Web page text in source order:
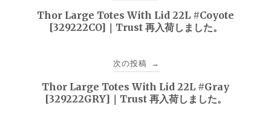
Thor Large Totes With Lid 22L #Coyote
[329222CO]｜Trust 再入荷しました。
次の投稿 →
Thor Large Totes With Lid 22L #Gray
[329222GRY]｜Trust 再入荷しました。